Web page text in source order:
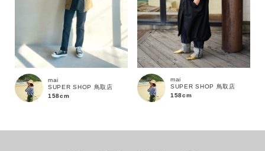
mai
SUPER SHOP 鳥取店
158cm
mai
SUPER SHOP 鳥取店
158cm